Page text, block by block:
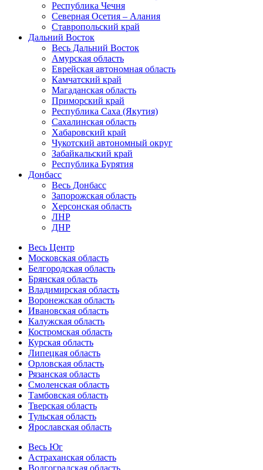
Республика Чечня
Северная Осетия – Алания
Ставропольский край
Дальний Восток
Весь Дальний Восток
Амурская область
Еврейская автономная область
Камчатский край
Магаданская область
Приморский край
Республика Саха (Якутия)
Сахалинская область
Хабаровский край
Чукотский автономный округ
Забайкальский край
Республика Бурятия
Донбасс
Весь Донбасс
Запорожская область
Херсонская область
ЛНР
ДНР
Весь Центр
Московская область
Белгородская область
Брянская область
Владимирская область
Воронежская область
Ивановская область
Калужская область
Костромская область
Курская область
Липецкая область
Орловская область
Рязанская область
Смоленская область
Тамбовская область
Тверская область
Тульская область
Ярославская область
Весь Юг
Астраханская область
Волгоградская область